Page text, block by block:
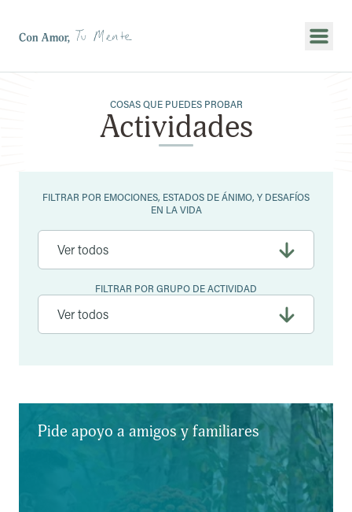
COSAS QUE PUEDES PROBAR
Actividades
FILTRAR POR EMOCIONES, ESTADOS DE ÁNIMO, Y DESAFÍOS
EN LA VIDA
FILTRAR POR GRUPO DE ACTIVIDAD
Pide apoyo a amigos y familiares